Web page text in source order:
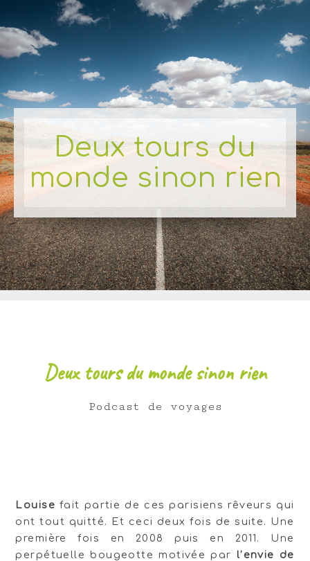
Deux tours du
monde sinon rien
Deux tours du monde sinon rien
Podcast de voyages
Louise fait partie de ces parisiens rêveurs qui
ont tout quitté. Et ceci deux fois de suite. Une
première fois en 2008 puis en 2011. Une
perpétuelle bougeotte motivée par l’envie de